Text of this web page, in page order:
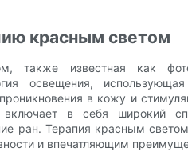
красным светом
также известная как
освещения,
в кожу и
включает в себя широкий
ран. Терапия красным
и впечатляющим